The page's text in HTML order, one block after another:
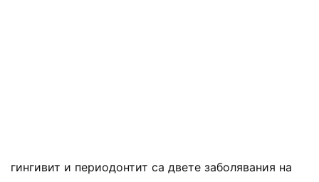
гингивит и периодонтит са двете заболявания на